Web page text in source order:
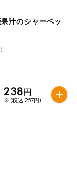
）
238円
※ (税込 257円)